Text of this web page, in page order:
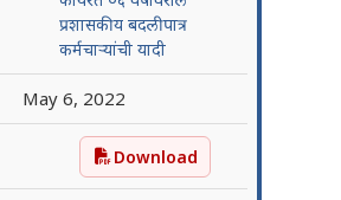
प्रशासकीय बदलीपात्र
कर्मचाऱ्यांची यादी
May 6, 2022
क्ष-किरण सहायक या पदावर
Download